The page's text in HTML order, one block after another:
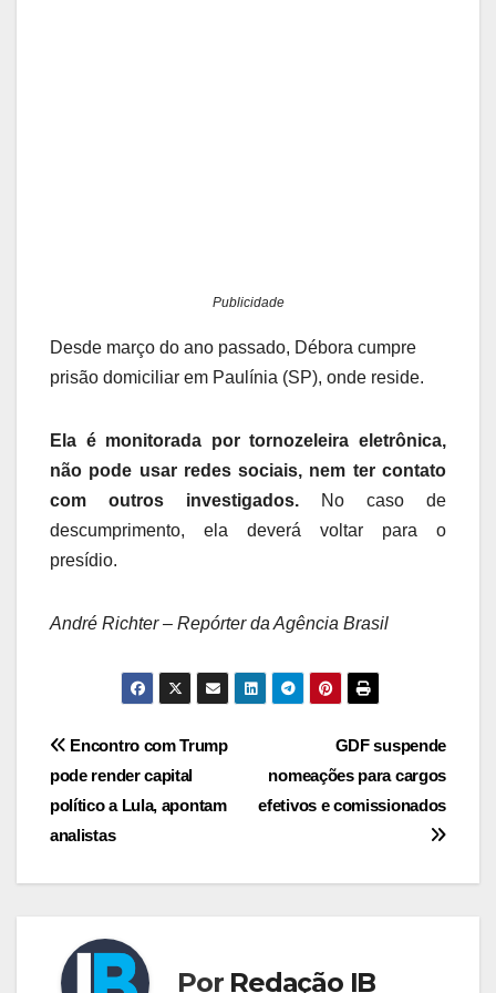
Publicidade
Desde março do ano passado, Débora cumpre
prisão domiciliar em Paulínia (SP), onde reside.
Ela é monitorada por tornozeleira eletrônica,
não pode usar redes sociais, nem ter contato
com outros investigados.
No caso de
descumprimento, ela deverá voltar para o
presídio.
André Richter – Repórter da Agência Brasil
Navegação
de
Post
GDF suspende
nomeações para cargos
efetivos e comissionados
Encontro com Trump
pode render capital
político a Lula, apontam
analistas
Por Redação IB